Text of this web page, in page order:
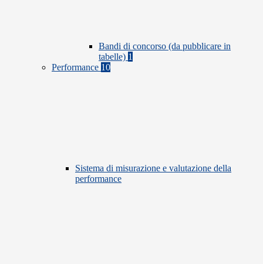
Bandi di concorso (da pubblicare in
tabelle) 1
Performance 10
Sistema di misurazione e valutazione della
performance